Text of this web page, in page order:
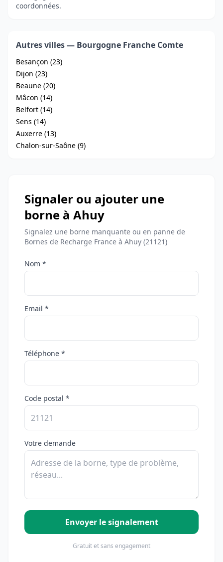
coordonnées.
Autres villes — Bourgogne Franche Comte
Besançon (23)
Dijon (23)
Beaune (20)
Mâcon (14)
Belfort (14)
Sens (14)
Auxerre (13)
Chalon-sur-Saône (9)
Signaler ou ajouter une
borne à Ahuy
Signalez une borne manquante ou en panne de
Bornes de Recharge France à Ahuy (21121)
Nom *
Email *
Téléphone *
Code postal *
Votre demande
Envoyer le signalement
Gratuit et sans engagement